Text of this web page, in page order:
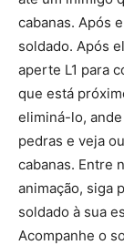
cabanas. Após
soldado. Após
aperte L1 para
que está
eliminá-lo,
pedras e veja
cabanas. Entre
animação, siga
soldado à sua
Acompanhe o